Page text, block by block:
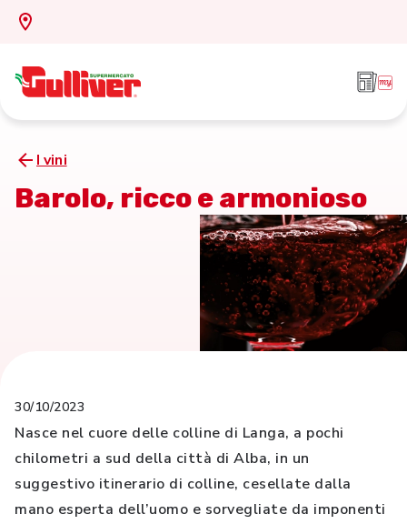
I vini
Barolo, ricco e armonioso
30/10/2023
Nasce nel cuore delle colline di Langa, a pochi
chilometri a sud della città di Alba, in un
suggestivo itinerario di colline, cesellate dalla
mano esperta dell’uomo e sorvegliate da imponenti